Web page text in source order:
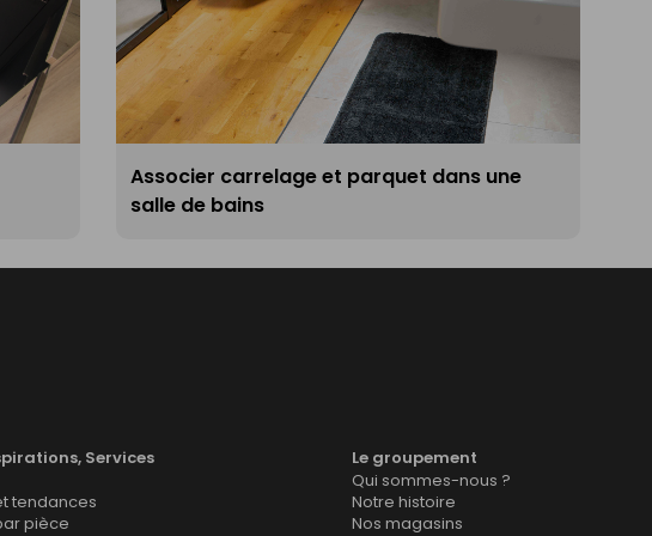
Associer carrelage et parquet dans une
salle de bains
Services
tendances
pièce
Le groupement
Qui sommes-nous ?
Notre histoire
Nos magasins